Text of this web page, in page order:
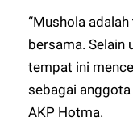
“Mushola
bersama. Selain
tempat ini
sebagai anggota
AKP Hotma.